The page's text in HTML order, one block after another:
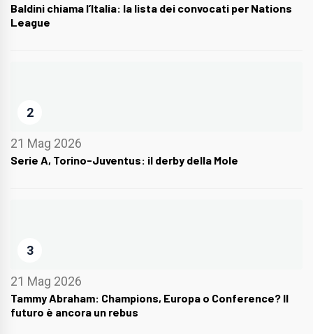
Baldini chiama l’Italia: la lista dei convocati per Nations
League
2
21 Mag 2026
Serie A, Torino-Juventus: il derby della Mole
3
21 Mag 2026
Tammy Abraham: Champions, Europa o Conference? Il
futuro è ancora un rebus